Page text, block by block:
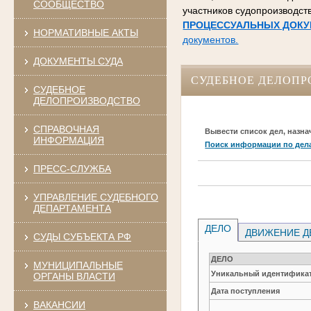
СООБЩЕСТВО
НОРМАТИВНЫЕ АКТЫ
ДОКУМЕНТЫ СУДА
СУДЕБНОЕ
ДЕЛОПРОИЗВОДСТВО
СПРАВОЧНАЯ
ИНФОРМАЦИЯ
ПРЕСС-СЛУЖБА
УПРАВЛЕНИЕ СУДЕБНОГО
ДЕПАРТАМЕНТА
СУДЫ СУБЪЕКТА РФ
МУНИЦИПАЛЬНЫЕ
ОРГАНЫ ВЛАСТИ
ВАКАНСИИ
участников
ПРОЦЕССУАЛЬНЫХ
документов.
СУДЕБНОЕ
Вывести список дел,
Поиск информации по
ДЕЛО ДВИЖЕНИЕ
ДЕЛО
Уникальный
Дата поступления